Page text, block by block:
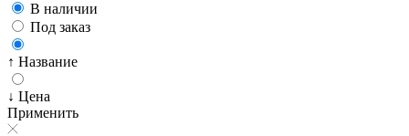
В наличии
Под заказ
↑ Название
↓ Цена
Применить